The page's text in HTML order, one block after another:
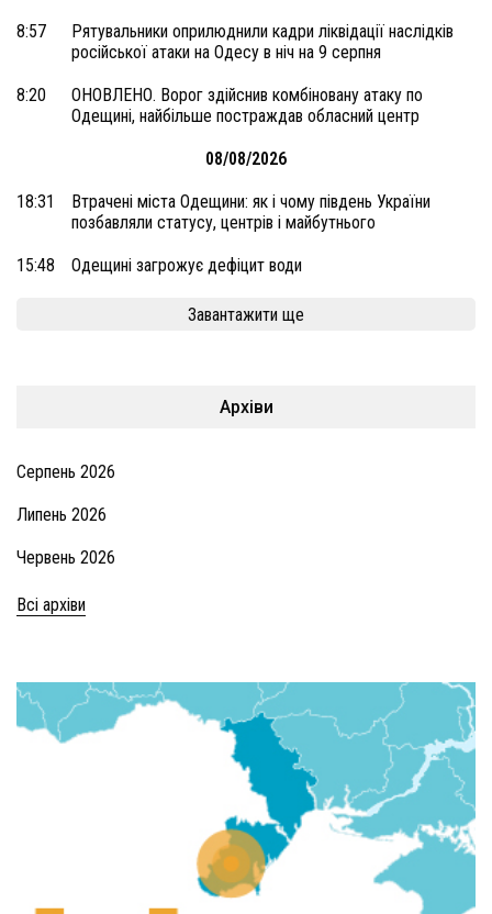
8:57
Рятувальники оприлюднили кадри ліквідації наслідків
російської атаки на Одесу в ніч на 9 серпня
8:20
ОНОВЛЕНО. Ворог здійснив комбіновану атаку по
Одещині, найбільше постраждав обласний центр
08/08/2026
18:31
Втрачені міста Одещини: як і чому південь України
позбавляли статусу, центрів і майбутнього
15:48 Одещині загрожує дефіцит води
Завантажити ще
Архіви
Серпень 2026
Липень 2026
Червень 2026
Всі архіви